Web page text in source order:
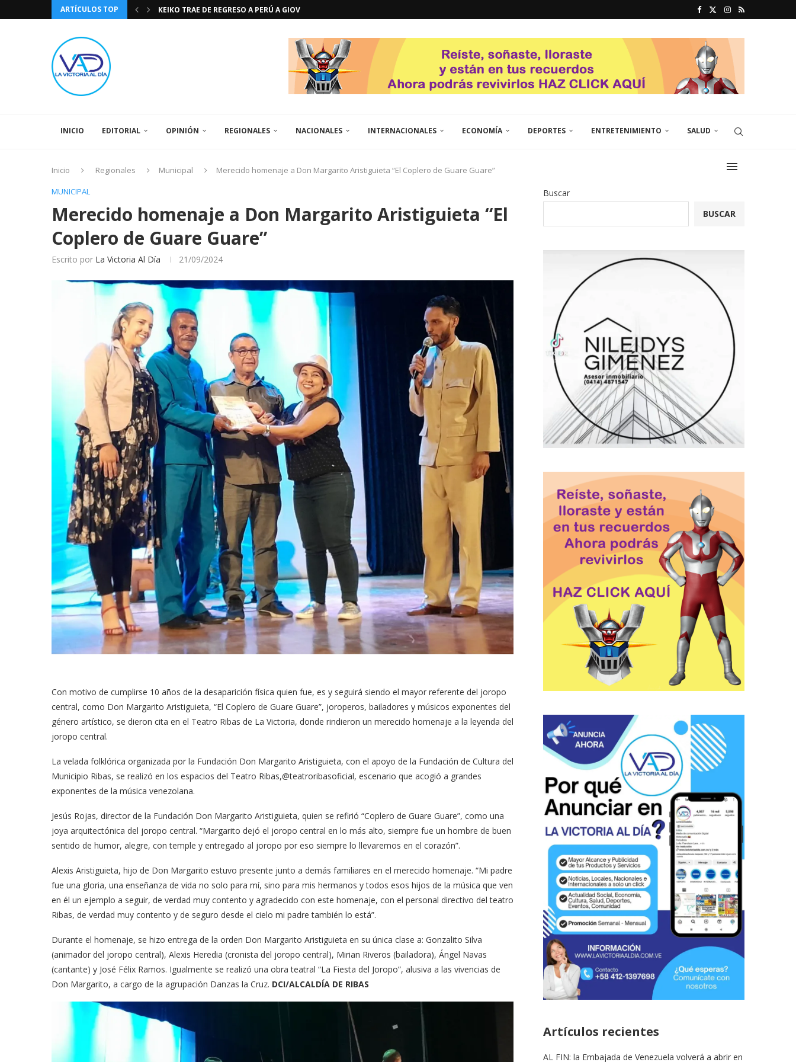
ARTÍCULOS TOP
KEIKO TRAE DE REGRESO A PERÚ A GIOVANNA
INICIO EDITORIAL OPINIÓN REGIONALES NACIONALES INTERNACIONALES ECONOMÍA DEPORTES ENTRETENIMIENTO SALUD
Inicio Regionales Municipal
Merecido homenaje a Don Margarito Aristiguieta “El Coplero de Guare Guare”
MUNICIPAL
Merecido homenaje a Don Margarito Aristiguieta “El
Coplero de Guare Guare”
Escrito por La Victoria Al Día 21/09/2024
Con motivo de cumplirse 10 años de la desaparición física quien fue, es y seguirá siendo el mayor referente del joropo
central, como Don Margarito Aristiguieta, “El Coplero de Guare Guare”, joroperos, bailadores y músicos exponentes del
género artístico, se dieron cita en el Teatro Ribas de La Victoria, donde rindieron un merecido homenaje a la leyenda del
joropo central.
La velada folklórica organizada por la Fundación Don Margarito Aristiguieta, con el apoyo de la Fundación de Cultura del
Municipio Ribas, se realizó en los espacios del Teatro Ribas,@teatroribasoficial, escenario que acogió a grandes
exponentes de la música venezolana.
Jesús Rojas, director de la Fundación Don Margarito Aristiguieta, quien se refirió “Coplero de Guare Guare”, como una
joya arquitectónica del joropo central. “Margarito dejó el joropo central en lo más alto, siempre fue un hombre de buen
sentido de humor, alegre, con temple y entregado al joropo por eso siempre lo llevaremos en el corazón”.
Alexis Aristiguieta, hijo de Don Margarito estuvo presente junto a demás familiares en el merecido homenaje. “Mi padre
fue una gloria, una enseñanza de vida no solo para mí, sino para mis hermanos y todos esos hijos de la música que ven
en él un ejemplo a seguir, de verdad muy contento y agradecido con este homenaje, con el personal directivo del teatro
Ribas, de verdad muy contento y de seguro desde el cielo mi padre también lo está”.
Durante el homenaje, se hizo entrega de la orden Don Margarito Aristiguieta en su única clase a: Gonzalito Silva
(animador del joropo central), Alexis Heredia (cronista del joropo central), Mirian Riveros (bailadora), Ángel Navas
(cantante) y José Félix Ramos. Igualmente se realizó una obra teatral “La Fiesta del Joropo”, alusiva a las vivencias de
Don Margarito, a cargo de la agrupación Danzas la Cruz. DCI/ALCALDÍA DE RIBAS
Buscar
BUSCAR
Artículos recientes
AL FIN: la Embajada de Venezuela volverá a abrir en